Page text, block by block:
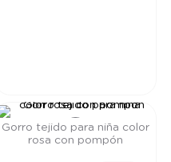
Gorro tejido para niña color
rosa con pompón